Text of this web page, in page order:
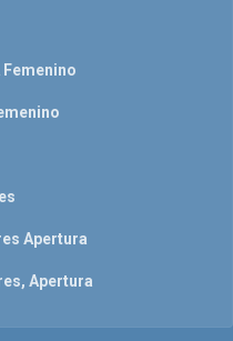
Femenino
Apertura
Apertura